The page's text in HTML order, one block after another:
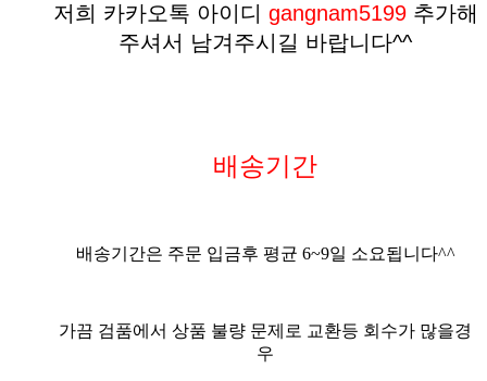
저희 카카오톡 아이디 gangnam5199추가해
주셔서 남겨주시길 바랍니다^^
배송기간
배송기간은 주문 입금후 평균 6~9일 소요됩니다^^
가끔 검품에서 상품 불량 문제로 교환등 회수가 많을경
우